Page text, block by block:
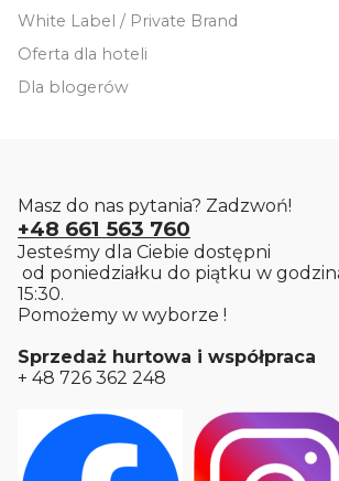
White Label / Private Brand
Oferta dla hoteli
Dla blogerów
Masz do nas pytania? Zadzwoń!
+48 661 563 760
Jesteśmy dla Ciebie dostępni
od poniedziałku do piątku w
15:30.
Pomożemy w wyborze !
Sprzedaż hurtowa i współpraca
+ 48 726 362 248